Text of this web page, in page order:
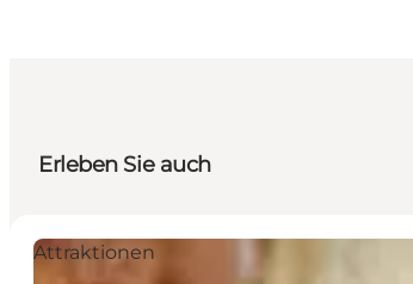
Erleben Sie auch
Attraktionen